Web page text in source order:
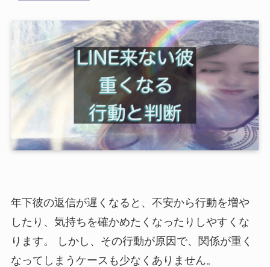
年下彼の返信が遅くなると、不安から行動を増や
したり、気持ちを確かめたくなったりしやすくな
ります。 しかし、その行動が原因で、関係が重く
なってしまうケースも少なくありません。